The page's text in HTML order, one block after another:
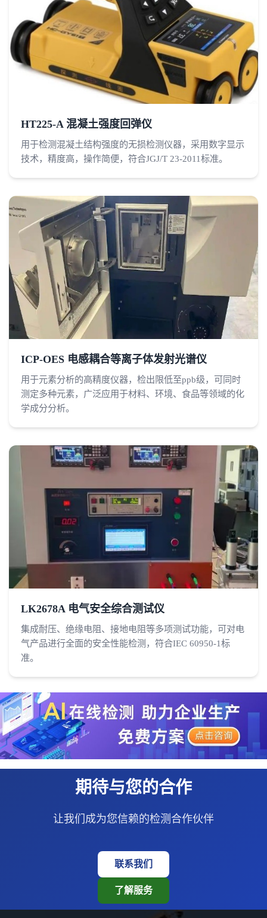
HT225-A 混凝土强度回弹仪
用于检测混凝土结构强度的无损检测仪器，采用数字显示
技术，精度高，操作简便，符合JGJ/T 23-2011标准。
ICP-OES 电感耦合等离子体发射光谱仪
用于元素分析的高精度仪器，检出限低至ppb级，可同时
测定多种元素，广泛应用于材料、环境、食品等领域的化
学成分分析。
LK2678A 电气安全综合测试仪
集成耐压、绝缘电阻、接地电阻等多项测试功能，可对电
气产品进行全面的安全性能检测，符合IEC 60950-1标
准。
期待与您的合作
让我们成为您信赖的检测合作伙伴
联系我们
了解服务